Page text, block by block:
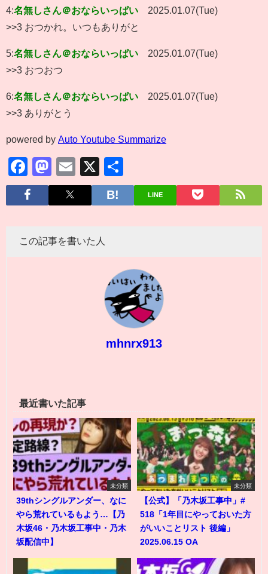
4:名無しさん＠おならいっぱい
2025.01.07(Tue)
>>3 おつかれ。いつもありがと
5:名無しさん＠おならいっぱい
2025.01.07(Tue)
>>3 おつおつ
6:名無しさん＠おならいっぱい
2025.01.07(Tue)
>>3 ありがとう
powered by Auto Youtube Summarize
Facebook
Mastodon
Email
X
有
LINE
この記事を書いた人
mhnrx913
最近書いた記事
未分類
39thシングルアンダー、なに
やら荒れているもよう…【乃
木坂46・乃木坂工事中・乃木
坂配信中】
未分類
【公式】「乃木坂工事中」#
518「1年目にやっておいた方
がいいことリスト 後編」
2025.06.15 OA